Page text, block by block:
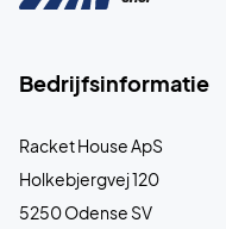
Bedrijfsinformatie
Racket House ApS
Holkebjergvej 120
5250 Odense SV